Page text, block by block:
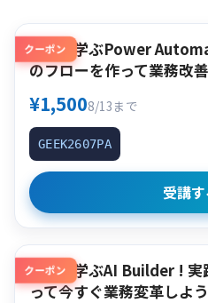
クーポン
作って学ぶPower
のフローを作って業務改
¥1,5008/13まで
GEEK2607PA
受講す
クーポン
作って学ぶAI Builder ! 実
って今すぐ業務変革しよう